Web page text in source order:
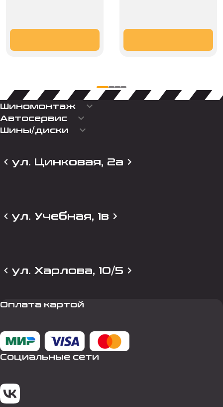
Шиномонтаж keyboard_arrow_down
Автосервис keyboard_arrow_down
Шины/диски keyboard_arrow_down
ул. Цинковая, 2а
ул. Учебная, 1в
ул. Харлова, 10/5
Оплата картой
Социальные сети